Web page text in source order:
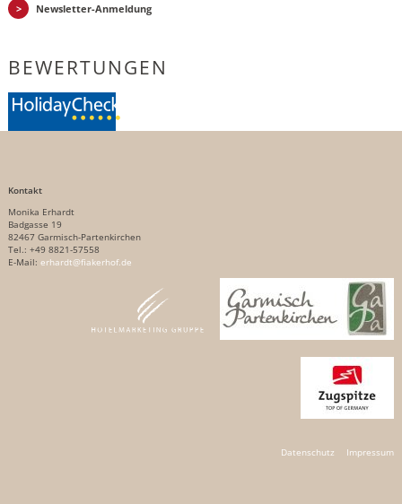
Newsletter-Anmeldung
BEWERTUNGEN
Kontakt
Monika Erhardt
Badgasse 19
82467 Garmisch-Partenkirchen
Tel.: +49 8821-57558
E-Mail: erhardt@fiakerhof.de
Datenschutz Impressum